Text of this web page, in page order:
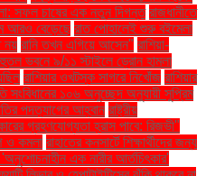
সফল চাষের এক নতুন দিগন্ত রাজধানীতে
আরও বেড়েছে রাত পোহালেই শুরু বইমেলা
নয় রানি তখন এগিয়ে আসেন" রাশিয়া-
ভবনে ৯/১১ স্টাইলে ড্রোন হামলা
রাশিয়ার ওখটস্ক সাগরে নিখোঁজ রাশিয়ার
সংবিধানের ১০৬ অনুচ্ছেদ অনুযায়ী সুপ্রিম
পদত্যাগের আহ্বান রাষ্ট্রীয়
গ্রহণযোগ্যতা হ্রাস পাবে: রিজভী"
ও কমলা রাহাতের কনসার্টে শিক্ষার্থীদের জন্য
এক নারীর আর্তচিৎকার'